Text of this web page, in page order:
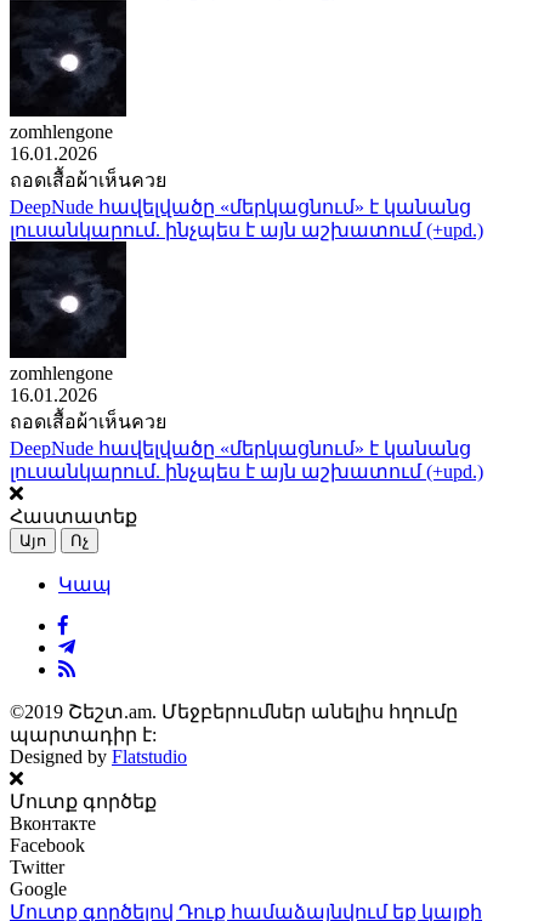
zomhlengone
16.01.2026
ถอดเสื้อผ้าเห็นควย
DeepNude հավելվածը «մերկացնում» է կանանց
լուսանկարում. ինչպես է այն աշխատում (+upd.)
zomhlengone
16.01.2026
ถอดเสื้อผ้าเห็นควย
DeepNude հավելվածը «մերկացնում» է կանանց
լուսանկարում. ինչպես է այն աշխատում (+upd.)
Հաստատեք
Այո Ոչ
Կապ
©2019 Շեշտ.am. Մեջբերումներ անելիս հղումը
պարտադիր է:
Designed by Flatstudio
Մուտք գործեք
Вконтакте
Facebook
Twitter
Google
Մուտք գործելով Դուք համաձայնվում եք կայքի